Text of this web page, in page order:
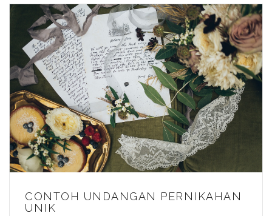
CONTOH UNDANGAN PERNIKAHAN
UNIK